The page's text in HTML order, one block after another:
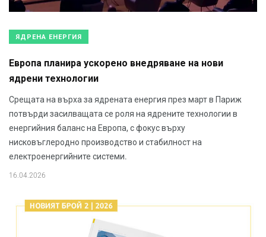
ЯДРЕНА ЕНЕРГИЯ
Европа планира ускорено внедряване на нови
ядрени технологии
Срещата на върха за ядрената енергия през март в Париж
потвърди засилващата се роля на ядрените технологии в
енергийния баланс на Европа, с фокус върху
нисковъглеродно производство и стабилност на
електроенергийните системи.
16.04.2026